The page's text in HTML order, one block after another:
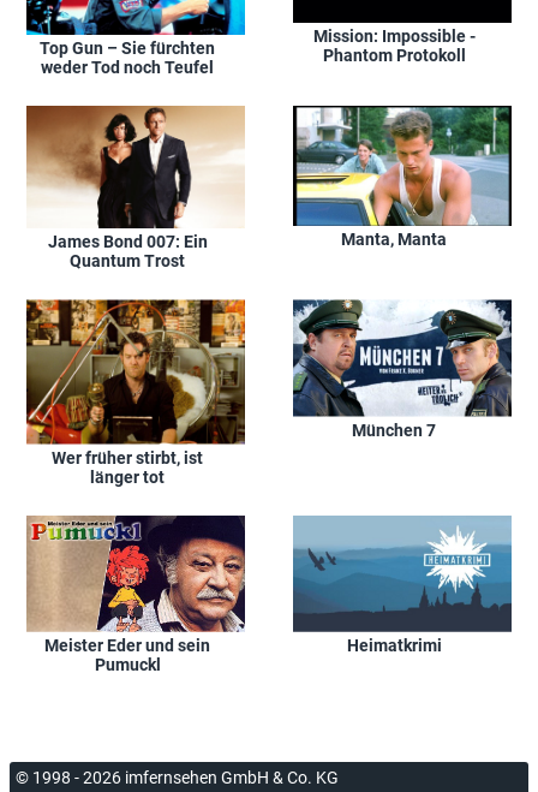
Top Gun – Sie fürchten
weder Tod noch Teufel
Mission: Impossible -
Phantom Protokoll
James Bond 007: Ein
Quantum Trost
Manta, Manta
Wer früher stirbt, ist
länger tot
München 7
Meister Eder und sein
Pumuckl
Heimatkrimi
© 1998 - 2026 imfernsehen GmbH & Co. KG